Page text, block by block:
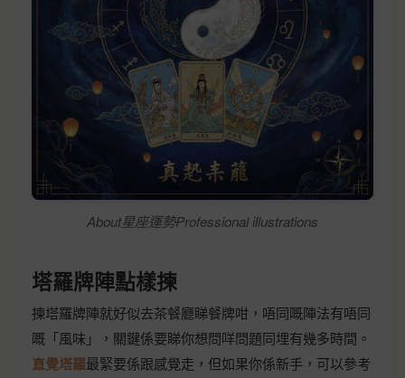
About星座運勢Professional illustrations
塔羅牌陣點樣揀
揀塔羅牌陣就好似去茶餐廳睇餐牌咁，唔同嘅陣法有唔同
嘅「風味」，關鍵係要睇你想問咩問題同埋有幾多時間。
直覺塔羅最緊要係跟感覺走，但如果你係新手，可以參考